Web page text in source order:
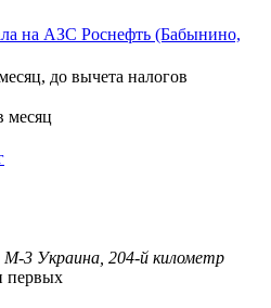
на АЗС Роснефть (Бабынино,
до вычета налогов
месяц
М-3 Украина, 204-й километр
первых